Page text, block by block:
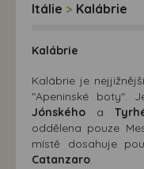
Itálie > Kalábrie
Kalábrie
Kalábrie je
"Apeninské boty".
Jónského a
oddělena pouze
místě dosahuje
Catanzaro.